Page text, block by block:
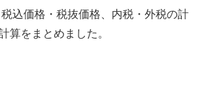
込価格・税抜価格、内税・外税の計
算をまとめました。